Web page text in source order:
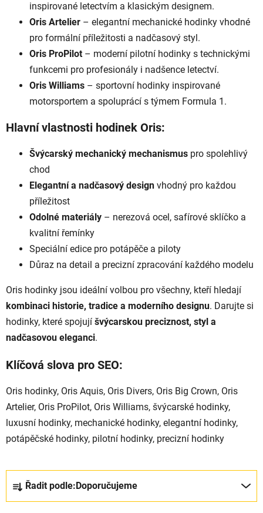
inspirované letectvím a klasickým designem.
Oris Artelier – elegantní mechanické hodinky vhodné
pro formální příležitosti a nadčasový styl.
Oris ProPilot – moderní pilotní hodinky s technickými
funkcemi pro profesionály i nadšence letectví.
Oris Williams – sportovní hodinky inspirované
motorsportem a spoluprácí s týmem Formula 1.
Hlavní vlastnosti hodinek Oris:
Švýcarský mechanický mechanismus pro spolehlivý
chod
Elegantní a nadčasový design vhodný pro každou
příležitost
Odolné materiály – nerezová ocel, safírové sklíčko a
kvalitní řemínky
Speciální edice pro potápěče a piloty
Důraz na detail a precizní zpracování každého modelu
Oris hodinky jsou ideální volbou pro všechny, kteří hledají
kombinaci historie, tradice a moderního designu. Darujte si
hodinky, které spojují švýcarskou preciznost, styl a
nadčasovou eleganci.
Klíčová slova pro SEO:
Oris hodinky, Oris Aquis, Oris Divers, Oris Big Crown, Oris
Artelier, Oris ProPilot, Oris Williams, švýcarské hodinky,
luxusní hodinky, mechanické hodinky, elegantní hodinky,
potápěčské hodinky, pilotní hodinky, precizní hodinky
Řazení produktů
Řadit podle: Doporučujeme